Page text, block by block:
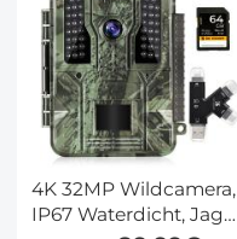
4K 32MP Wildcamera,
IP67 Waterdicht, Jagd